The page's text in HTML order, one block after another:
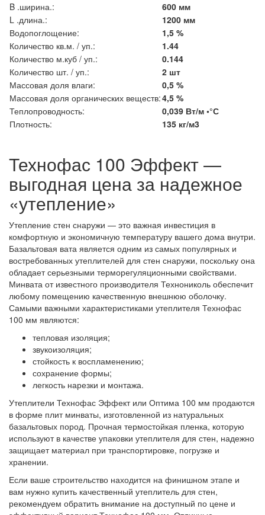
B .ширина.:
600 мм
L .длина.:
1200 мм
Водопоглощение:
1,5 %
Количество кв.м. / уп.:
1.44
Количество м.куб / уп.:
0.144
Количество шт. / уп.:
2 шт
Массовая доля влаги:
0,5 %
Массовая доля органических веществ:4,5 %
Теплопроводность:
0,039 Вт/м •°С
Плотность:
135 кг/м3
Технофас 100 Эффект —
выгодная цена за надежное
«утепление»
Утепление стен снаружи — это важная инвестиция в
комфортную и экономичную температуру вашего дома внутри.
Базальтовая вата является одним из самых популярных и
востребованных утеплителей для стен снаружи, поскольку она
обладает серьезными терморегуляционными свойствами.
Минвата от известного производителя Технониколь обеспечит
любому помещению качественную внешнюю оболочку.
Самыми важными характеристиками утеплителя Технофас
100 мм являются:
тепловая изоляция;
звукоизоляция;
стойкость к воспламенению;
сохранение формы;
легкость нарезки и монтажа.
Утеплители Технофас Эффект или Оптима 100 мм продаются
в форме плит минваты, изготовленной из натуральных
базальтовых пород. Прочная термостойкая пленка, которую
используют в качестве упаковки утеплителя для стен, надежно
защищает материал при транспортировке, погрузке и
хранении.
Если ваше строительство находится на финишном этапе и
вам нужно купить качественный утеплитель для стен,
рекомендуем обратить внимание на доступный по цене и